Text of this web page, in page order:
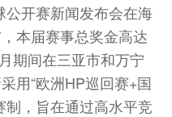
开赛新闻发布会在海
本届赛事总奖金高达
期间在三亚市和万宁
用“欧洲HP巡回赛+国
制，旨在通过高水平竞